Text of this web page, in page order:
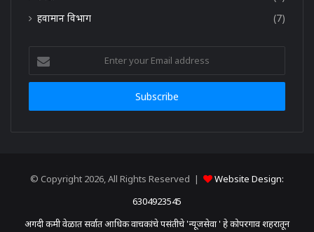
हवामान विभाग
(7)
your
Email
© Copyright 2026, All Rights Reserved |
Website Design:
6304923545
अगदी कमी वेळात सर्वात आधिक वाचकांचे पसंतीचे 'न्यूजसेवा ' हे कोपरगाव शहरातून